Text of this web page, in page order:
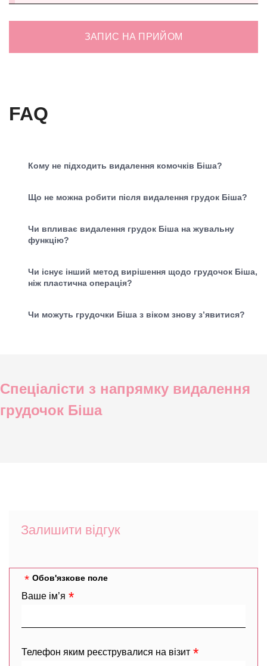
ЗАПИС НА ПРИЙОМ
FAQ
Кому не підходить видалення комочків Біша?
Що не можна робити після видалення грудок Біша?
Чи впливає видалення грудок Біша на жувальну
функцію?
Чи існує інший метод вирішення щодо грудочок Біша,
ніж пластична операція?
Чи можуть грудочки Біша з віком знову з’явитися?
Спеціалісти з напрямку видалення
грудочок Біша
Залишити відгук
Обов'язкове поле
Ваше ім’я
Телефон яким реєструвалися на візит